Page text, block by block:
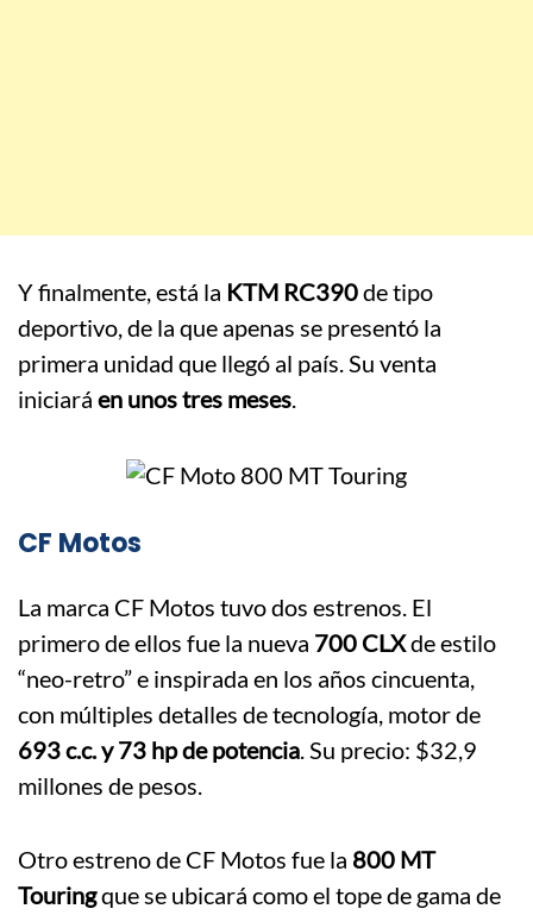
Y finalmente, está la KTM RC390de tipo
deportivo, de la que apenas se presentó la
primera unidad que llegó al país. Su venta
iniciará en unos tres meses
CF Motos
La marca CF Motos tuvo dos estrenos. El
primero de ellos fue la nueva 700 CLXde estilo
“neo-retro” e inspirada en los años cincuenta,
con múltiples detalles de tecnología, motor de
693 c.c. y 73 hp de potencia. Su precio: $32,9
millones de pesos.
Otro estreno de CF Motos fue la 800 MT
Touringque se ubicará como el tope de gama de